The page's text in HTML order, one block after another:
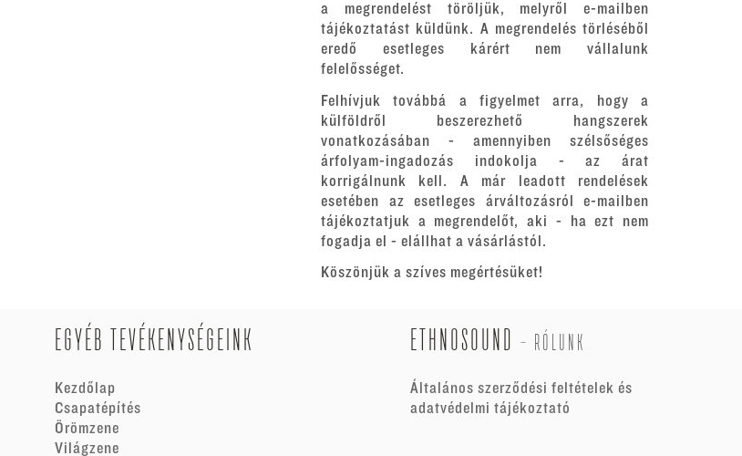
a megrendelést töröljük, melyről e-mailben
tájékoztatást küldünk. A megrendelés törléséből
eredő esetleges kárért nem vállalunk
felelősséget.
Felhívjuk továbbá a figyelmet arra, hogy a
külföldről beszerezhető hangszerek
vonatkozásában - amennyiben szélsőséges
árfolyam-ingadozás indokolja - az árat
korrigálnunk kell. A már leadott rendelések
esetében az esetleges árváltozásról e-mailben
tájékoztatjuk a megrendelőt, aki - ha ezt nem
fogadja el - elállhat a vásárlástól.
Köszönjük a szíves megértésüket!
EGYÉB TEVÉKENYSÉGEINK
Kezdőlap
Csapatépítés
Örömzene
Világzene
ETHNOSOUND - RÓLUNK
Általános szerződési feltételek és
adatvédelmi tájékoztató